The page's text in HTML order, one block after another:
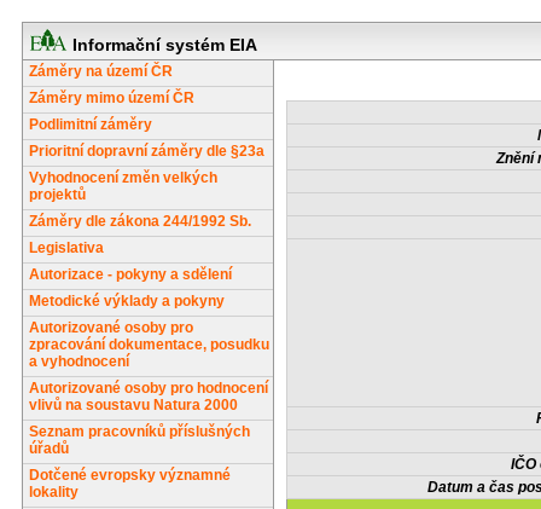
Informační systém EIA
Záměry na území ČR
Záměry mimo území ČR
Podlimitní záměry
Prioritní dopravní záměry dle §23a
Vyhodnocení změn velkých
projektů
Záměry dle zákona 244/1992 Sb.
Legislativa
Autorizace - pokyny a sdělení
Metodické výklady a pokyny
Autorizované osoby pro
zpracování dokumentace, posudku
a vyhodnocení
Autorizované osoby pro hodnocení
vlivů na soustavu Natura 2000
Seznam pracovníků příslušných
úřadů
Dotčené evropsky významné
lokality
Znění
IČO
Datum a čas